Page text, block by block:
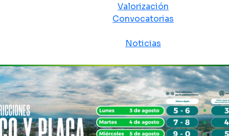
Valorización
Convocatorias
Noticias